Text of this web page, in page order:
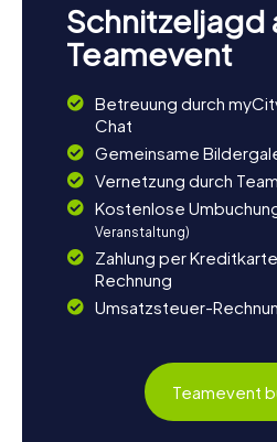
Schnitzeljagd
Teamevent
Betreuung durch
Chat
Gemeinsame
Vernetzung durch
Kostenlose
Veranstaltung)
Zahlung per
Rechnung
Umsatzsteuer-
Teamevent